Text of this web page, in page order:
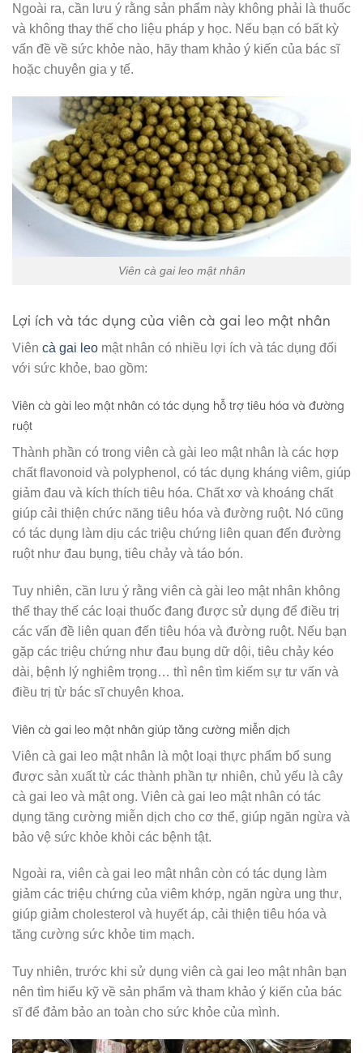
Ngoài ra, cần lưu ý rằng sản phẩm này không phải là thuốc
và không thay thế cho liệu pháp y học. Nếu bạn có bất kỳ
vấn đề về sức khỏe nào, hãy tham khảo ý kiến ​​của bác sĩ
hoặc chuyên gia y tế.
Viên cà gai leo mật nhân
Lợi ích và tác dụng của viên cà gai leo mật nhân
Viên cà gai leo mật nhân có nhiều lợi ích và tác dụng đối
với sức khỏe, bao gồm:
Viên cà gài leo mật nhân có tác dụng hỗ trợ tiêu hóa và đường
ruột
Thành phần có trong viên cà gài leo mật nhân là các hợp
chất flavonoid và polyphenol, có tác dụng kháng viêm, giúp
giảm đau và kích thích tiêu hóa. Chất xơ và khoáng chất
giúp cải thiện chức năng tiêu hóa và đường ruột. Nó cũng
có tác dụng làm dịu các triệu chứng liên quan đến đường
ruột như đau bụng, tiêu chảy và táo bón.
Tuy nhiên, cần lưu ý rằng viên cà gài leo mật nhân không
thể thay thế các loại thuốc đang được sử dụng để điều trị
các vấn đề liên quan đến tiêu hóa và đường ruột. Nếu bạn
gặp các triệu chứng như đau bụng dữ dội, tiêu chảy kéo
dài, bệnh lý nghiêm trọng… thì nên tìm kiếm sự tư vấn và
điều trị từ bác sĩ chuyên khoa.
Viên cà gai leo mật nhân giúp tăng cường miễn dịch
Viên cà gai leo mật nhân là một loại thực phẩm bổ sung
được sản xuất từ các thành phần tự nhiên, chủ yếu là cây
cà gai leo và mật ong. Viên cà gai leo mật nhân có tác
dụng tăng cường miễn dịch cho cơ thể, giúp ngăn ngừa và
bảo vệ sức khỏe khỏi các bệnh tật.
Ngoài ra, viên cà gai leo mật nhân còn có tác dụng làm
giảm các triệu chứng của viêm khớp, ngăn ngừa ung thư,
giúp giảm cholesterol và huyết áp, cải thiện tiêu hóa và
tăng cường sức khỏe tim mạch.
Tuy nhiên, trước khi sử dụng viên cà gai leo mật nhân bạn
nên tìm hiểu kỹ về sản phẩm và tham khảo ý kiến của bác
sĩ để đảm bảo an toàn cho sức khỏe của mình.